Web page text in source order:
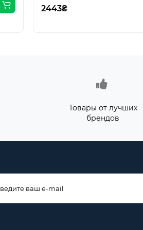
2443₴
Товары от лучших
брендов